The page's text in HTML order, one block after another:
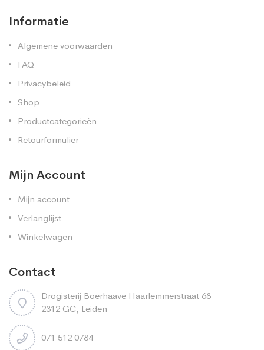
Informatie
Algemene voorwaarden
FAQ
Privacybeleid
Shop
Productcategorieën
Retourformulier
Mijn Account
Mijn account
Verlanglijst
Winkelwagen
Contact
Drogisterij Boerhaave Haarlemmerstraat 68
2312 GC, Leiden
071 512 0784